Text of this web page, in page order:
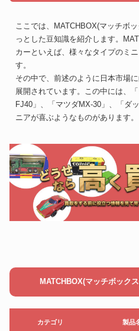
ここでは、MATCHBOX(マッチボ
っとした豆知識を紹介します。
カーといえば、様々なタイプのミ
す。
その中で、前述のように日本市場
展開されています。この中には、
FJ40」、「マツダMX-30」、「ダ
ニアが喜ぶようなものがあります。
MATCHBOX(マッチボック
カテゴリ 製品